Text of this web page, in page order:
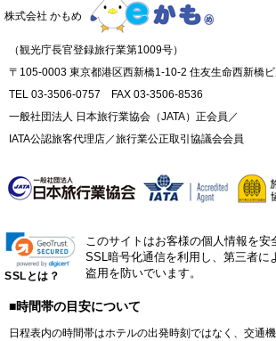
株式会社 かもめ
（観光庁長官登録旅行業第1009号）
〒105-0003 東京都港区西新橋1-10-2 住友生命西新橋
TEL 03-3506-0757 FAX 03-3506-8536
一般社団法人 日本旅行業協会（JATA）正会員／
IATA公認旅客代理店／旅行業公正取引協議会会員
SSLとは？
このサイトはお客様の個人情報を安
SSL暗号化通信を利用し、第三者に
盗用を防いでいます。
■時間帯の目安について
日程表内の時間帯はホテルの出発時刻ではなく、交通